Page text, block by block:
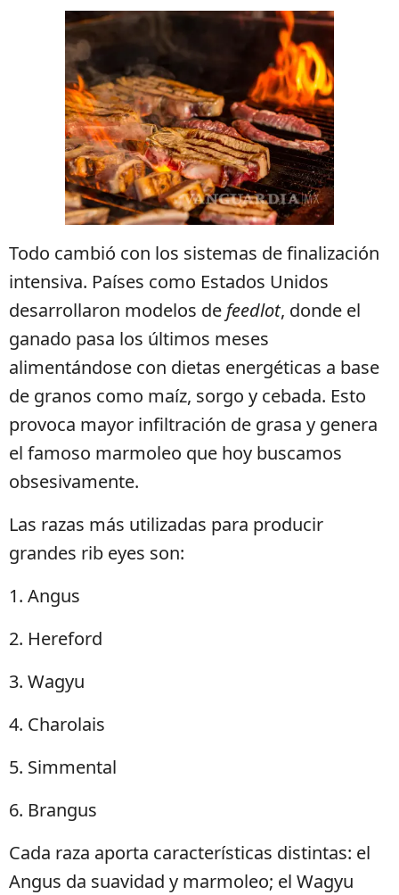
Todo cambió con los sistemas de finalización
intensiva. Países como Estados Unidos
desarrollaron modelos defeedlot, donde el
ganado pasa los últimos meses
alimentándose con dietas energéticas a base
de granos como maíz, sorgo y cebada. Esto
provoca mayor infiltración de grasa y genera
el famoso marmoleo que hoy buscamos
obsesivamente.
Las razas más utilizadas para producir
grandes rib eyes son:
1. Angus
2. Hereford
3. Wagyu
4. Charolais
5. Simmental
6. Brangus
Cada raza aporta características distintas: el
Angus da suavidad y marmoleo; el Wagyu